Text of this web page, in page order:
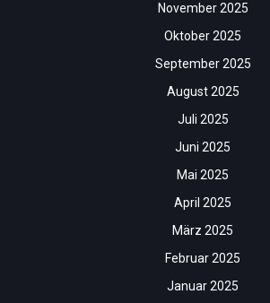
November 2025
Oktober 2025
September 2025
August 2025
Juli 2025
Juni 2025
Mai 2025
April 2025
März 2025
Februar 2025
Januar 2025